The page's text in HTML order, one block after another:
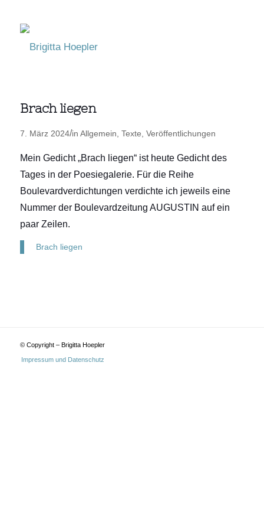
Brach liegen
7. März 2024/in Allgemein Texte Veröffentlichungen
Mein Gedicht „Brach liegen“ ist heute Gedicht des
Tages in der Poesiegalerie. Für die Reihe
Boulevardverdichtungen verdichte ich jeweils eine
Nummer der Boulevardzeitung AUGUSTIN auf ein
paar Zeilen.
Brach liegen
© Copyright – Brigitta Hoepler
Impressum und Datenschutz